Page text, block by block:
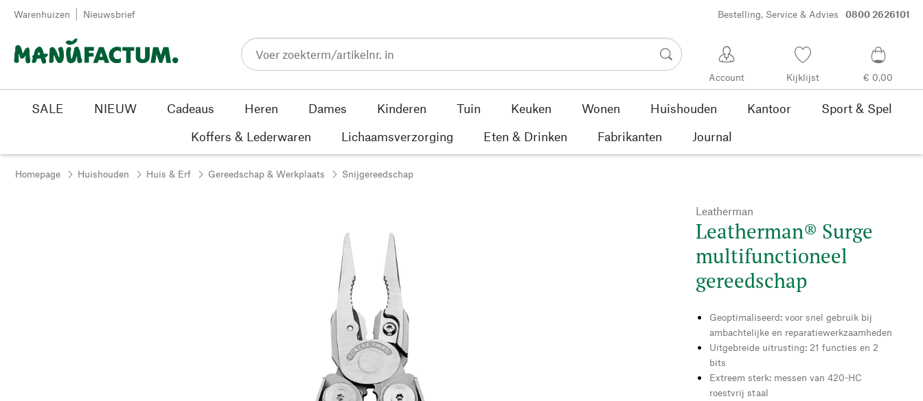
Passer au contenu
Warenhuizen Nieuwsbrief Bestelling, Service & Advies 0800 2626101
Account Kijklijst € 0,00
SALE NIEUW Cadeaus Heren Dames Kinderen Tuin Keuken Wonen Huishouden Kantoor
Sport & Spel
Koffers & Lederwaren
Lichaamsverzorging Eten & Drinken Fabrikanten Journal
Homepage Huishouden Huis & Erf Gereedschap & Werkplaats Snijgereedschap
Leatherman
Leatherman® Surge
multifunctioneel
gereedschap
Geoptimaliseerd: voor snel gebruik bij
ambachtelijke en reparatiewerkzaamheden
Uitgebreide uitrusting: 21 functies en 2
bits
Extreem sterk: messen van 420-HC
roestvrij staal